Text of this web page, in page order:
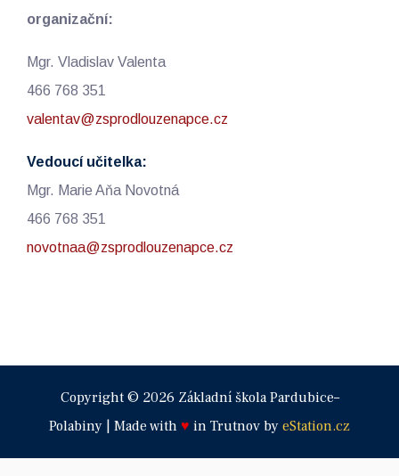
organizační:
Mgr. Vladislav Valenta
466 768 351
valentav@zsprodlouzenapce.cz
Vedoucí učitelka:
Mgr. Marie Aňa Novotná
466 768 351
novotnaa@zsprodlouzenapce.cz
Copyright © 2026 Základní škola Pardubice–
Polabiny | Made with ♥ in Trutnov by eStation.cz